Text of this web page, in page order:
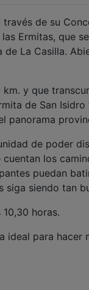
de su
Ermitas, que
La Casilla.
y que
de San
panorama
de poder
los
puedan
siendo tan
horas.
ideal para hacer